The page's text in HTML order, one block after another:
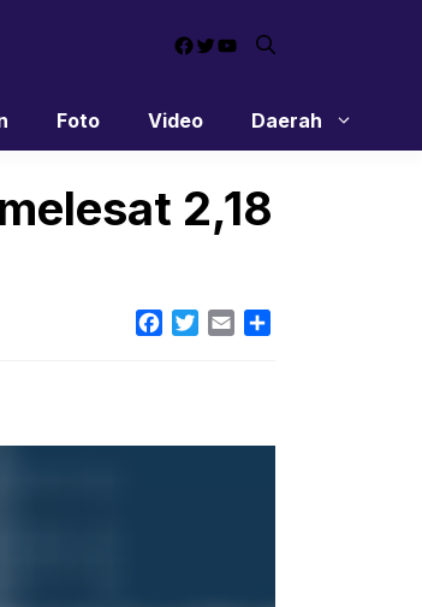
Facebook
Twitter
YouTube
Foto Video Daerah
2,18
Facebook
TwitterEmail